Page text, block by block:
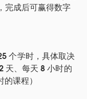
完成后可赢得数字
个学时，具体取决
天、每天 8 小时的
课程）